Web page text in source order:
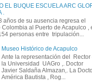
EL BUQUE ESCUELA ARC
.
años de su ausencia regresa el
Colombia al Puerto de Acapulco ,
personas entre tripulación...
Museo Histórico de Acapulco
Ante la representación del Rector
la Universidad UAGro ,. Doctor
Javier Saldaña Almazan,. La
América Bautista , Rog...